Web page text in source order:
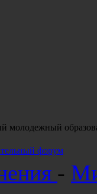
молодежный
форум
-